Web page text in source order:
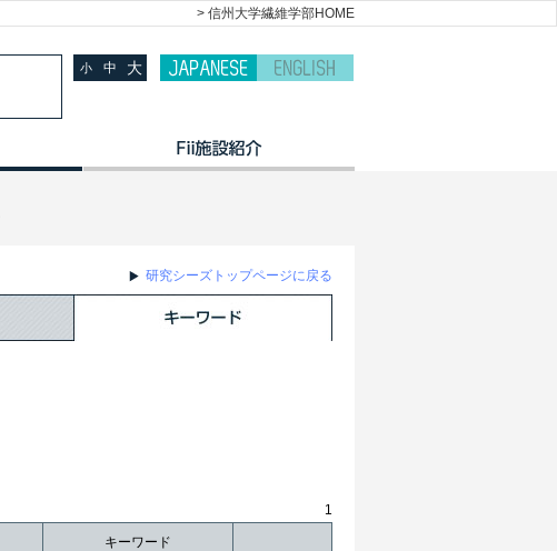
> 信州大学繊維学部HOME
小 中 大
研究シーズトップページに戻る
1
キーワード